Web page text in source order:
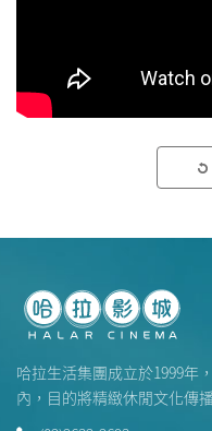
哈拉生活集團成立於1999年
內，目的將精緻休閒文化傳